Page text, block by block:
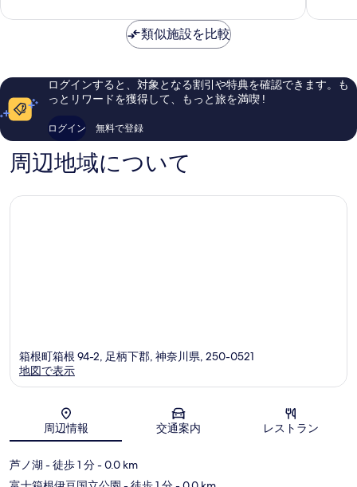
に
し
口
コ
件
件
口
常
口
コ
類似施設を比較
ログインすると、対象となる割引や特典を確認できます。も
っとリワードを獲得して、もっと旅を満喫 !
ログイン 無料で登録
周辺地域について
地図
箱根町箱根 94-2, 足柄下郡, 神奈川県, 250-0521
地図で表示
周辺情報 交通案内 レストラン
芦ノ湖 - 徒歩 1 分- 0.0 km